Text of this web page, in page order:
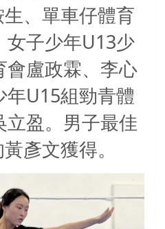
、單車仔體育
女子少年U13少
會盧政霖、李心
年U15組勁青體
立盈。男子最佳
彥文獲得。